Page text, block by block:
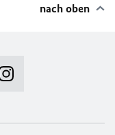
nach oben